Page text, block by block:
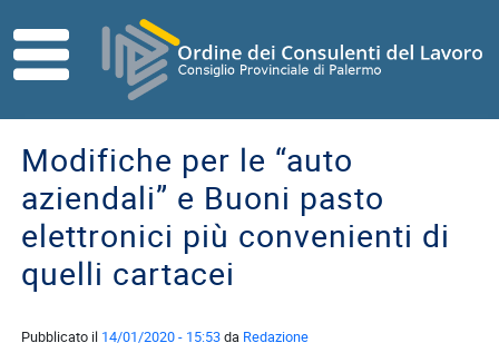
HOME
Direttivo
Consiglio
di
Disciplina
Modifiche per le “auto
aziendali” e Buoni pasto
elettronici più convenienti di
quelli cartacei
Pubblicato il 14/01/2020 - 15:53da Redazione